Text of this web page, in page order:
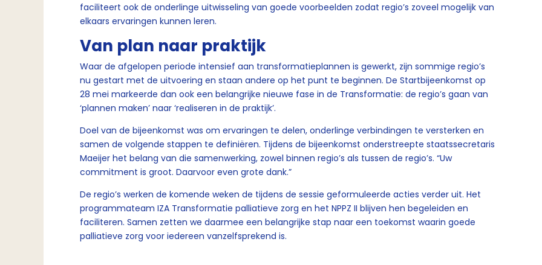
faciliteert ook de onderlinge uitwisseling van goede voorbeelden zodat regio’s zoveel mogelijk van
elkaars ervaringen kunnen leren.
Van plan naar praktijk
Waar de afgelopen periode intensief aan transformatieplannen is gewerkt, zijn sommige regio’s
nu gestart met de uitvoering en staan andere op het punt te beginnen. De Startbijeenkomst op
28 mei markeerde dan ook een belangrijke nieuwe fase in de Transformatie: de regio’s gaan van
‘plannen maken’ naar ‘realiseren in de praktijk’.
Doel van de bijeenkomst was om ervaringen te delen, onderlinge verbindingen te versterken en
samen de volgende stappen te definiëren. Tijdens de bijeenkomst onderstreepte staatssecretaris
Maeijer het belang van die samenwerking, zowel binnen regio’s als tussen de regio’s. “Uw
commitment is groot. Daarvoor even grote dank.”
De regio’s werken de komende weken de tijdens de sessie geformuleerde acties verder uit. Het
programmateam IZA Transformatie palliatieve zorg en het NPPZ II blijven hen begeleiden en
faciliteren. Samen zetten we daarmee een belangrijke stap naar een toekomst waarin goede
palliatieve zorg voor iedereen vanzelfsprekend is.